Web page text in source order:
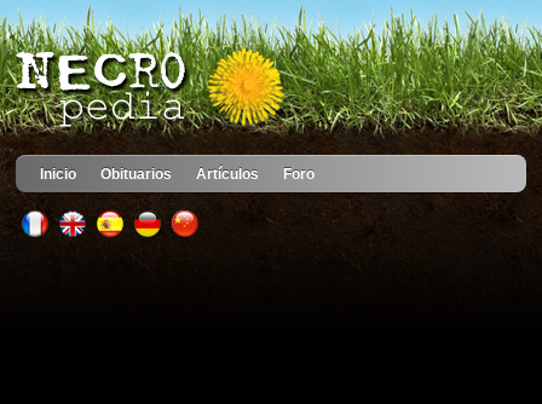
Inicio Obituarios Artículos Foro